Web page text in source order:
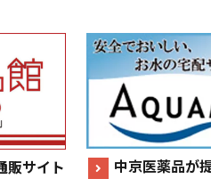
販サイト
中京医薬品が